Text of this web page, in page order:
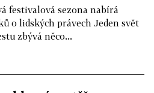
festivalová sezona nabírá
o lidských právech Jeden svět
zbývá něco...